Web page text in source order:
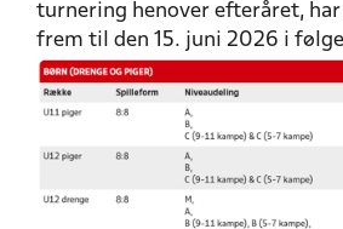
turnering henover efteråret,
frem til den 15. juni 2026 i